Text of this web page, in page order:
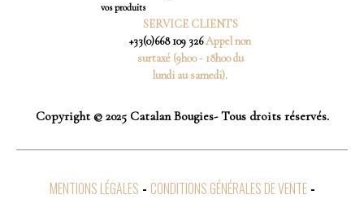
vos produits
SERVICE CLIENTS
+33(0)668 109 326Appel non
surtaxé (9h00 - 18h00 du
lundi au samedi).
Copyright © 2025 Catalan Bougies- Tous droits réservés.
MENTIONS LÉGALES
CONDITIONS GÉNÉRALES DE VENTE